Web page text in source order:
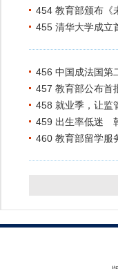
454 教育部颁布《
455 清华大学成立
456 中国成法国第
457 教育部公布首
458 就业季，让监
459 出生率低迷
460 教育部留学服